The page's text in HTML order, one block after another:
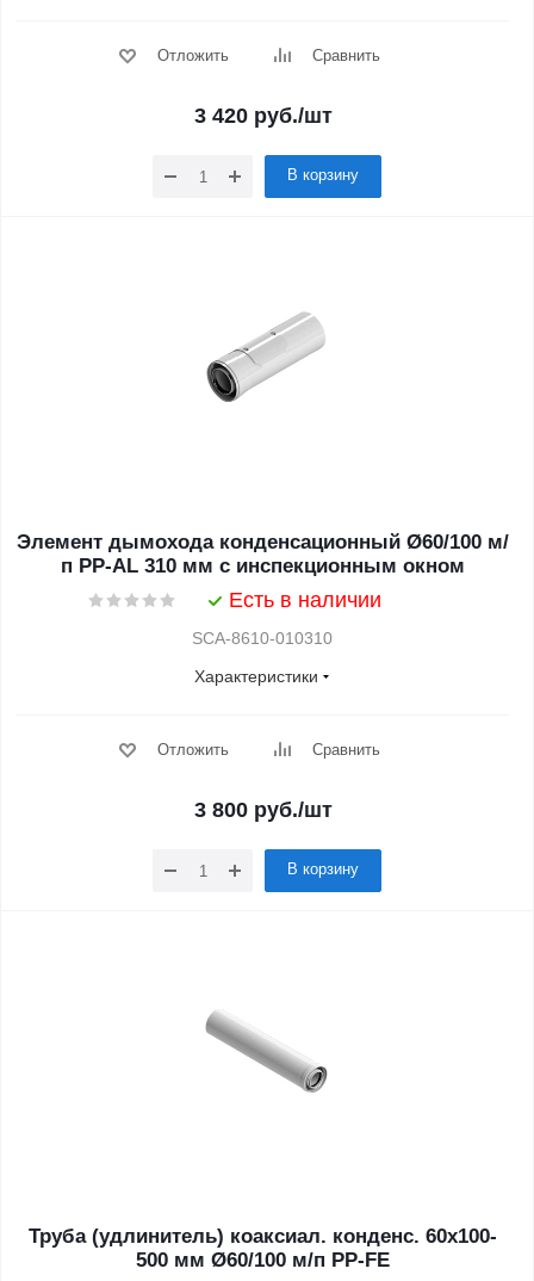
Отложить Сравнить
3 420руб./шт
В корзину
Элемент дымохода конденсационный Ø60/100 м/
п PP-AL 310 мм с инспекционным окном
Есть в наличии
SCA-8610-010310
Характеристики
Отложить Сравнить
3 800руб./шт
В корзину
Труба (удлинитель) коаксиал. конденс. 60x100-
500 мм Ø60/100 м/п PP-FE